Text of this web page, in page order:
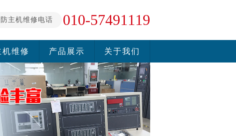
主机维修电话 010-57491119
机维修 产品展示 关于我们